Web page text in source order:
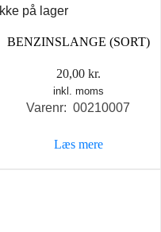
Ikke på lager
BENZINSLANGE (SORT)
20,00 kr.
inkl. moms
Varenr: 00210007
Læs mere